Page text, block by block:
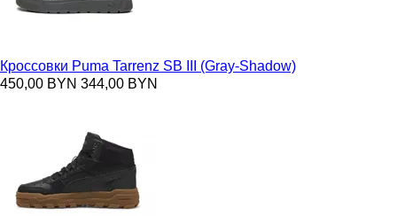
Кроссовки Puma Tarrenz SB III (Gray-Shadow)
450,00 BYN 344,00 BYN